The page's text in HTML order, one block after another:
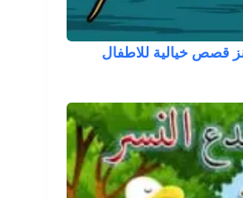
قصص خيالية للاطفال